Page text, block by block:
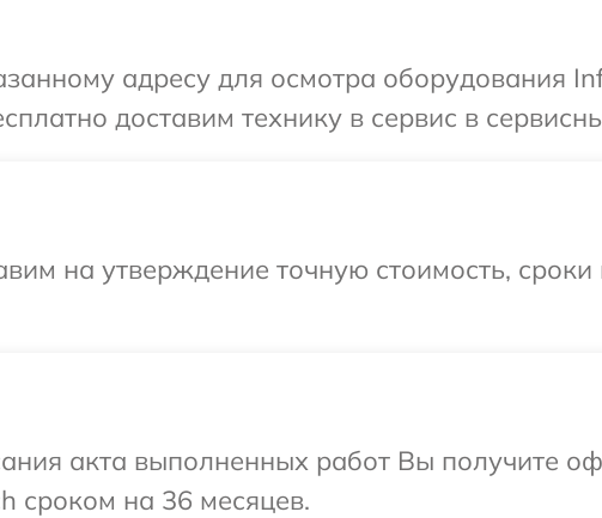
адресу для осмотра оборудования
доставим технику в сервис в
на утверждение точную стоимость,
акта выполненных работ Вы получите
сроком на 36 месяцев.